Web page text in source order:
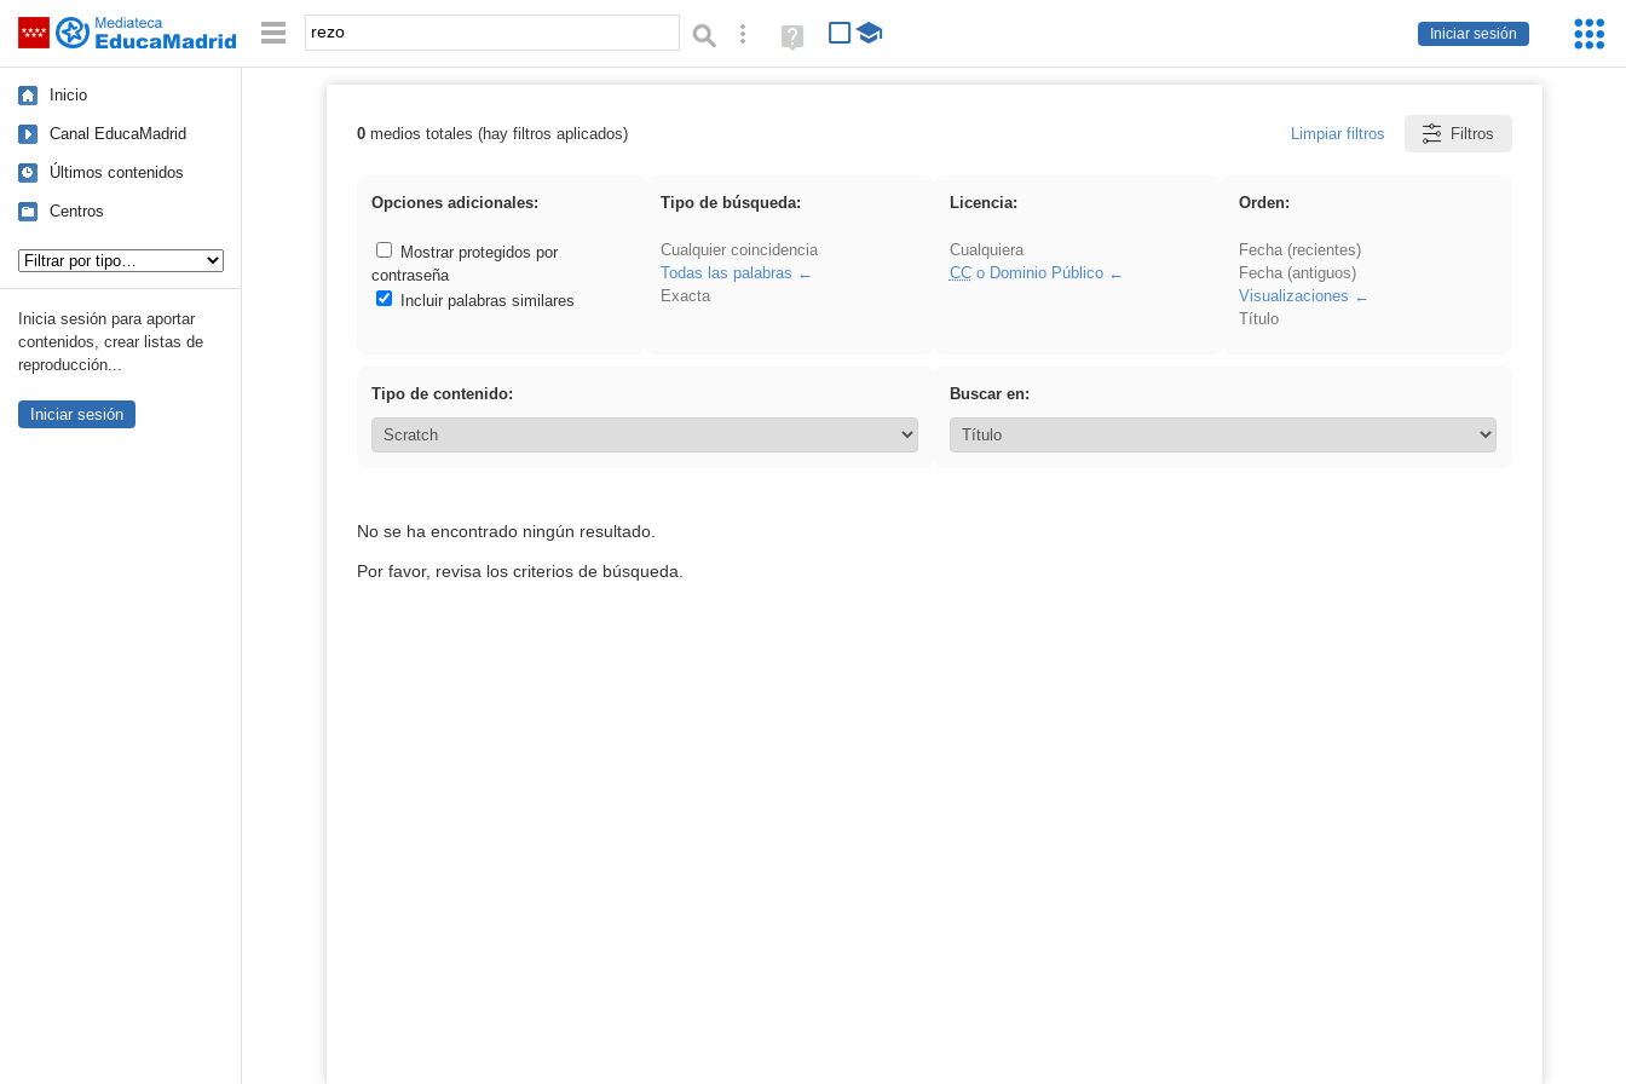
Saltar navegación
Iniciar sesión
Palabra o frase: Búsqueda avanzada
Ayuda
(en
Inicio
Canal EducaMadrid
Últimos contenidos
Centros
Inicia sesión para aportar
contenidos, crear listas de
reproducción...
Iniciar sesión
Resultados de: rezo
0medios totales (hay filtros aplicados) Limpiar filtros Filtros
Opciones adicionales:
Mostrar protegidos por
contraseña
Incluir palabras similares
Tipo de búsqueda:
Cualquier coincidencia
Todas las palabras
Exacta
Licencia:
Cualquiera
CCo Dominio Público
Orden:
Fecha (recientes)
Fecha (antiguos)
Visualizaciones
Título
Tipo de contenido: Buscar en:
No se ha encontrado ningún resultado.
Por favor, revisa los criterios de búsqueda.